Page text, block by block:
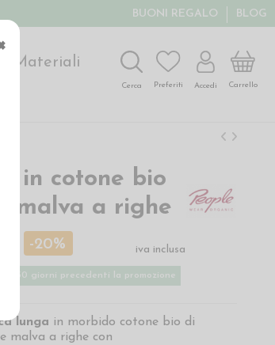
BUONI REGALO BLOG
Materiali
Cerca Preferiti Accedi Carrello
in cotone bio
malva a righe
-20% iva inclusa
30 giorni precedenti la promozione
lunga in morbido cotone bio di
malva a righe con